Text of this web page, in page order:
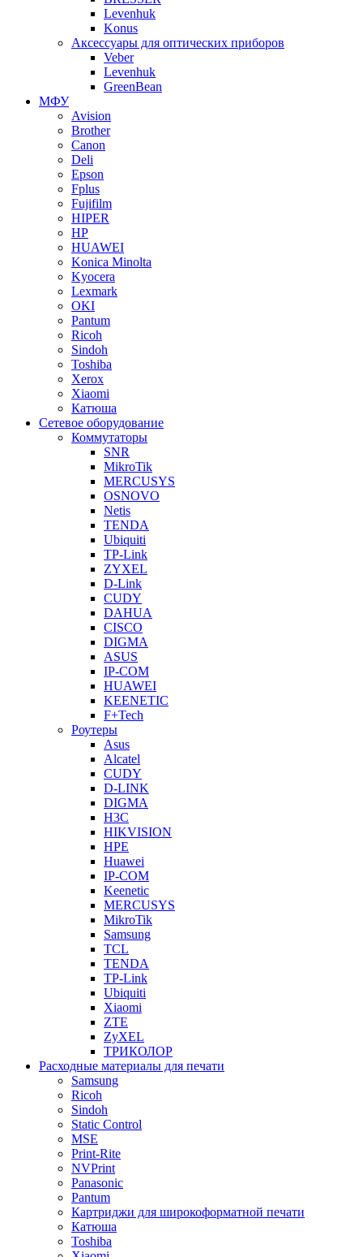
Levenhuk
Konus
Аксессуары для оптических приборов
Veber
Levenhuk
GreenBean
МФУ
Avision
Brother
Canon
Deli
Epson
Fplus
Fujifilm
HIPER
HP
HUAWEI
Konica Minolta
Kyocera
Lexmark
OKI
Pantum
Ricoh
Sindoh
Toshiba
Xerox
Xiaomi
Катюша
Сетевое оборудование
Коммутаторы
SNR
MikroTik
MERCUSYS
OSNOVO
Netis
TENDA
Ubiquiti
TP-Link
ZYXEL
D-Link
CUDY
DAHUA
CISCO
DIGMA
ASUS
IP-COM
HUAWEI
KEENETIC
F+Tech
Роутеры
Asus
Alcatel
CUDY
D-LINK
DIGMA
H3C
HIKVISION
HPE
Huawei
IP-COM
Keenetic
MERCUSYS
MikroTik
Samsung
TCL
TENDA
TP-Link
Ubiquiti
Xiaomi
ZTE
ZyXEL
ТРИКОЛОР
Расходные материалы для печати
Samsung
Ricoh
Sindoh
Static Control
MSE
Print-Rite
NVPrint
Panasonic
Pantum
Картриджи для широкоформатной печати
Катюша
Toshiba